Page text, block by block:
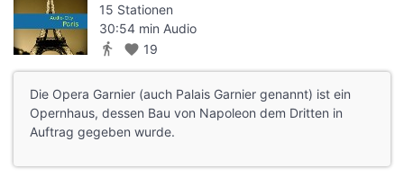
15 Stationen
30:54 min Audio
directions_walk favorite 19
Die Opera Garnier (auch Palais Garnier genannt) ist ein
Opernhaus, dessen Bau von Napoleon dem Dritten in
Auftrag gegeben wurde.